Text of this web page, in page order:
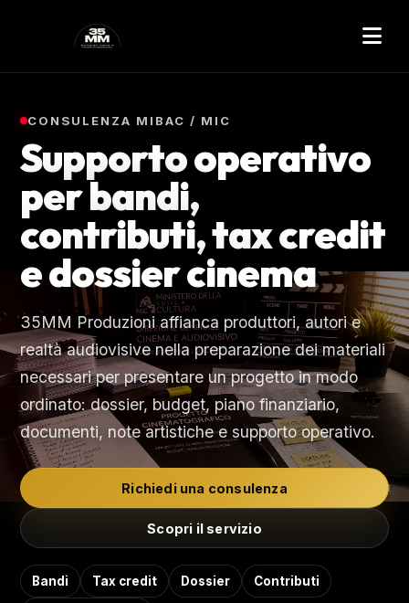
CONSULENZA MIBAC / MIC
Supporto operativo
per bandi,
contributi, tax credit
e dossier cinema
35MM Produzioni affianca produttori, autori e
realtà audiovisive nella preparazione dei materiali
necessari per presentare un progetto in modo
ordinato: dossier, budget, piano finanziario,
documenti, note artistiche e supporto operativo.
Richiedi una consulenza
Scopri il servizio
Bandi Tax credit Dossier Contributi
Documenti chiari, progetto più
forte